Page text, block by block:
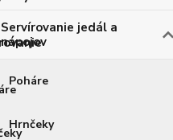
Servírovanie jedál a
nápojov
Poháre
Hrnčeky